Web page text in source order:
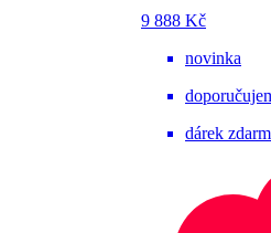
9 888 Kč
novinka
dárek